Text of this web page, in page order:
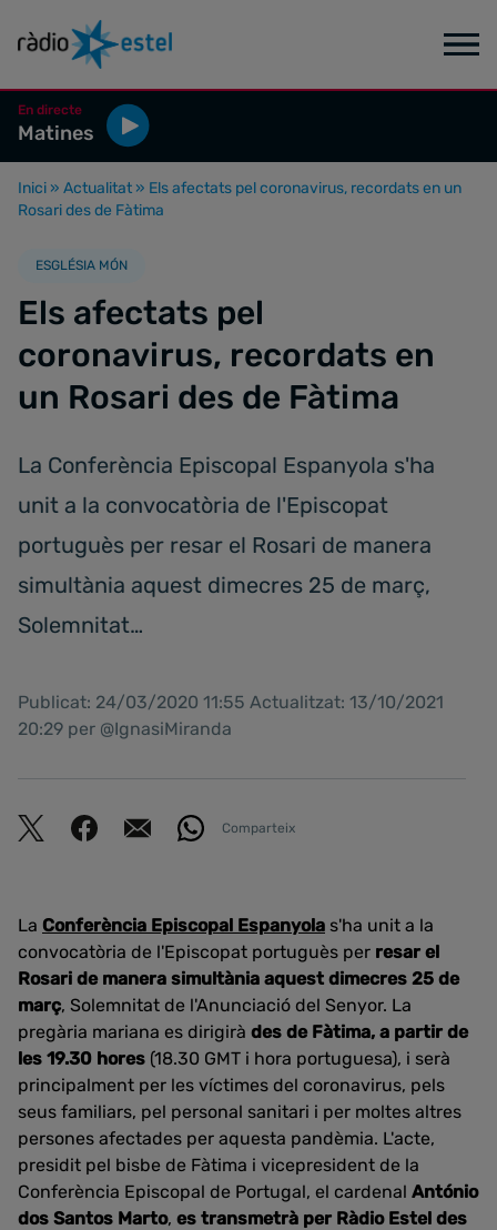
En directe
Matines
Inici » Actualitat » Els afectats pel coronavirus, recordats en un
Rosari des de Fàtima
ESGLÉSIA MÓN
Els afectats pel
coronavirus, recordats en
un Rosari des de Fàtima
La Conferència Episcopal Espanyola s'ha
unit a la convocatòria de l'Episcopat
portuguès per resar el Rosari de manera
simultània aquest dimecres 25 de març,
Solemnitat…
Publicat: 24/03/2020 11:55 Actualitzat: 13/10/2021
20:29 per @IgnasiMiranda
Comparteix
La Conferència Episcopal Espanyola s'ha unit a la
convocatòria de l'Episcopat portuguès per resar el
Rosari de manera simultània aquest dimecres 25 de
març, Solemnitat de l'Anunciació del Senyor. La
pregària mariana es dirigirà des de Fàtima, a partir de
les 19.30 hores (18.30 GMT i hora portuguesa), i serà
principalment per les víctimes del coronavirus, pels
seus familiars, pel personal sanitari i per moltes altres
persones afectades per aquesta pandèmia. L'acte,
presidit pel bisbe de Fàtima i vicepresident de la
Conferència Episcopal de Portugal, el cardenal António
dos Santos Marto, es transmetrà per Ràdio Estel des